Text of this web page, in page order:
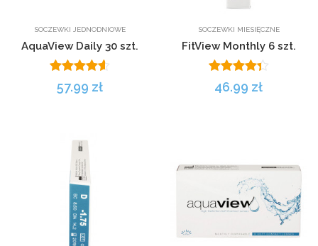
SOCZEWKI JEDNODNIOWE
AquaView Daily 30 szt.
57.99 zł
SOCZEWKI MIESIĘCZNE
FitView Monthly 6 szt.
46.99 zł